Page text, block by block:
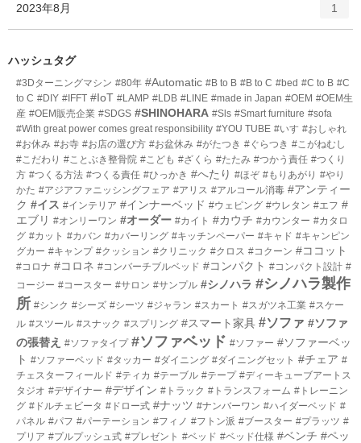
ー
2023年8月
リ
数
1
ハッシュタグ
#3Dターニングマシン #80年 #Automatic #B to B #B to C #bed #C to B #C
to C #DIY #IFFT #IoT #LAMP #LDB #LINE #made in Japan #OEM #OEM生
産 #OEM販売企業 #SDGS #SHINOHARA #Sls #Smart furniture #sofa
#With great power comes great responsibility #YOU TUBE #いす #おしゃれ
#お休み #お寺 #お店の選び方 #お盆休み #がたつき #ぐらつき #こがねむし
#こだわり #ことぶき整骨院 #こども #ざくら #たたみ #つかう責任 #つくり
方 #つくる方法 #つくる責任 #ひっかき #へたり #ほぞ #もりあがり #やり
かた #アジアファニッシングフェア #アリス #アルコール消毒 #アンティー
ク #イス #インテリア #インナーベッド #ウェピング #ウレタン #エフ #
エブリ #オンリーワン #オーダー #カイト #カウチ #カウンター #カタロ
グ #カット #カバン #カバーリング #キッチンペーパー #キャド #キャンピン
グカー #キャンプ #クッション #クリニック #クロス #コクーン #ココット
#コロナ #コロネ #コンバーチブルベッド #コンパクト #コンパクト設計 #
コージー #コースター #サロン #サンプル #シノハラ #シノハラ製作
所 #シンク #シーズ #シーツ #ジャラン #スカート #スガツネ工業 #スケー
ル #スツール #スナック #スプリング #スマート家具 #ソファ #ソファ
の張替え #ソファタイプ #ソファベッド #ソファー #ソファーベッ
ト #ソファーベッド #タッカー #ダイニング #ダイニングセット #チェア #
チェスターフィールド #ティカ #テーブル #テープ #ディーキューブアートス
タジオ #デザイナー #デザイン #トラック #トランスフォーム #トレーニン
グ #ドルチェビータ #ドロー式 #ナッツ #ナンバーワン #ハイダーベッド #
パネル #パフ #パーテーション #フィノ #フトン派 #ブースター #プラッツ #
プリア #プルプッシュ式 #プレゼント #ベッド #ベッド仕様 #ベンチ #ペッ